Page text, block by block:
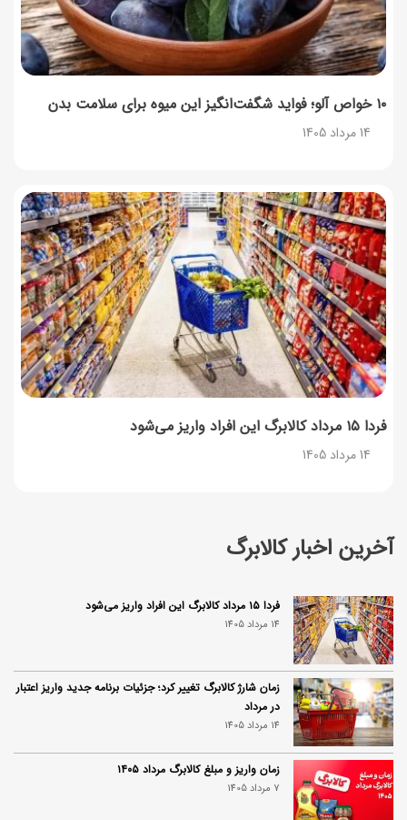
آخرین اخبار کالابرگ
فردا ۱۵ مرداد کالابرگ این افراد واریز می‌شود
14 مرداد 1405
زمان شارژ کالابرگ تغییر کرد؛ جزئیات برنامه جدید واریز اعتبار
در مرداد
14 مرداد 1405
زمان واریز و مبلغ کالابرگ مرداد ۱۴۰۵
7 مرداد 1405
۱۰ خواص آلو؛ فواید شگفت‌انگیز این میوه برای سلامت بدن
14 مرداد 1405
فردا ۱۵ مرداد کالابرگ این افراد واریز می‌شود
14 مرداد 1405